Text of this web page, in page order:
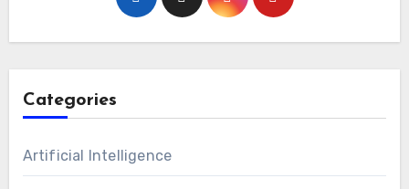
Categories
Artificial Intelligence